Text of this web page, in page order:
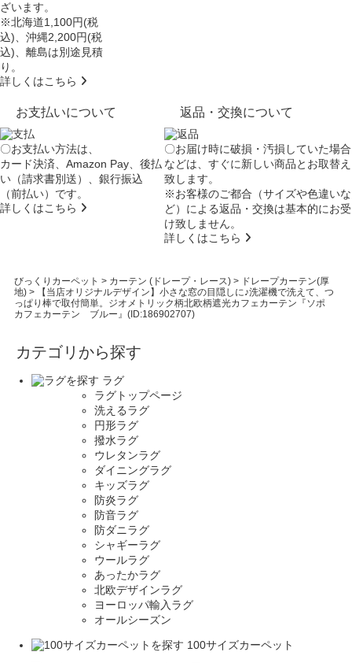
ざいます。
※北海道1,100円(税
込)、沖縄2,200円(税
込)、離島は別途見積
り。
詳しくはこちら
お支払いについて
〇お支払い方法は、
カード決済、Amazon Pay、後払
い（請求書別送）、銀行振込
（前払い）です。
詳しくはこちら
返品・交換について
〇お届け時に破損・汚損していた場合
などは、すぐに新しい商品とお取替え
致します。
※お客様のご都合（サイズや色違いな
ど）による返品・交換は基本的にお受
け致しません。
詳しくはこちら
びっくりカーペット > カーテン (ドレープ・レース)> ドレープカーテン(厚
地)>
【当店オリジナルデザイン】小さな窓の目隠しに♪洗濯機で洗えて、つ
っぱり棒で取付簡単。ジオメトリック柄北欧柄遮光カフェカーテン『ソポ
カフェカーテン ブルー』(ID:186902707)
カテゴリから探す
ラグ
ラグトップページ
洗えるラグ
円形ラグ
撥水ラグ
ウレタンラグ
ダイニングラグ
キッズラグ
防炎ラグ
防音ラグ
防ダニラグ
シャギーラグ
ウールラグ
あったかラグ
北欧デザインラグ
ヨーロッパ輸入ラグ
オールシーズン
100サイズカーペット